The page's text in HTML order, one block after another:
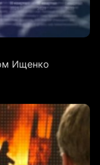
Ищенко